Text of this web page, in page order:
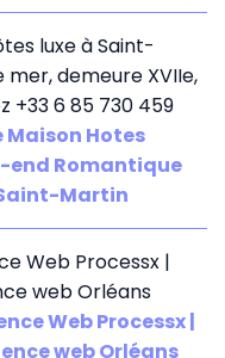
luxe à Saint-
demeure XVIIe,
+33 6 85 730 459
Maison Hotes
end Romantique
Martin
Web Processx |
web Orléans
Web Processx |
web Orléans